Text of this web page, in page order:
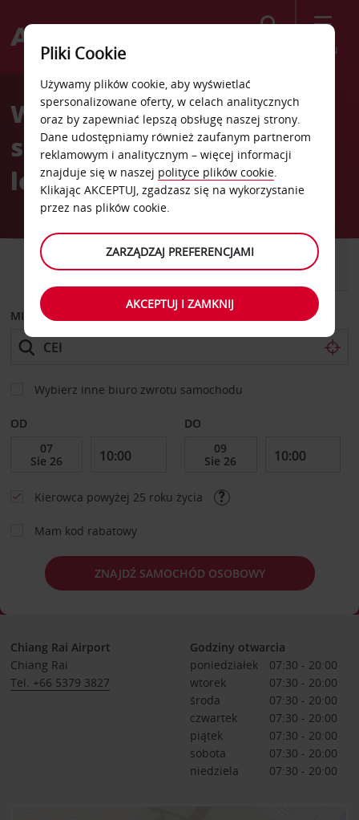
Menu
Welcome
AvisWypożyczalnia
samochodów Chiang Rai
lotnisko
SAMOCHÓD
SAMOCHÓD
DOSTAWCZY
MIEJSCE ODBIORU
Wybierz inne biuro zwrotu samochodu
OD DO
Kierowca powyżej 25 roku życia
Mam kod rabatowy
ZNAJDŹ SAMOCHÓD OSOBOWY
Chiang Rai Airport
Chiang Rai
Tel. +66 5379 3827
Godziny otwarcia
poniedziałek
07:30 - 20:00
wtorek
07:30 - 20:00
środa
07:30 - 20:00
czwartek
07:30 - 20:00
piątek
07:30 - 20:00
sobota
07:30 - 20:00
niedziela
07:30 - 20:00
Pliki Cookie
Używamy plików cookie, aby wyświetlać
spersonalizowane oferty, w celach analitycznych
oraz by zapewniać lepszą obsługę naszej strony.
Dane udostępniamy również zaufanym partnerom
reklamowym i analitycznym – więcej informacji
znajduje się w naszej polityce plików cookie.
Klikając AKCEPTUJ, zgadzasz się na wykorzystanie
przez nas plików cookie.
ZARZĄDZAJ PREFERENCJAMI
AKCEPTUJ I ZAMKNIJ